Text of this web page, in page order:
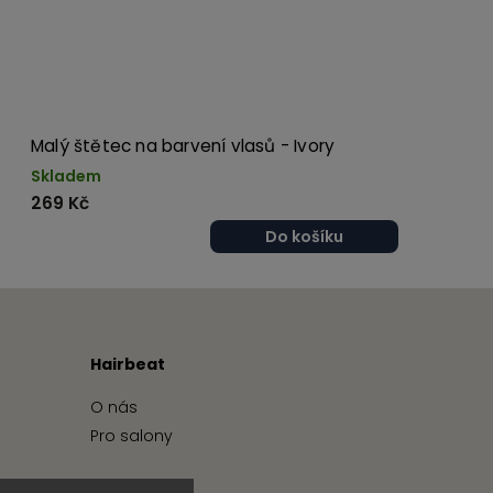
Malý štětec na barvení vlasů - Ivory
Skladem
269 Kč
Do košíku
Hairbeat
O nás
Pro salony